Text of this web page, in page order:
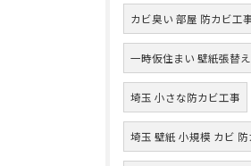
カビ臭い 部屋 防カビ工
一時仮住まい 壁紙張替
埼玉 小さな防カビ工事
埼玉 壁紙 小規模 カビ